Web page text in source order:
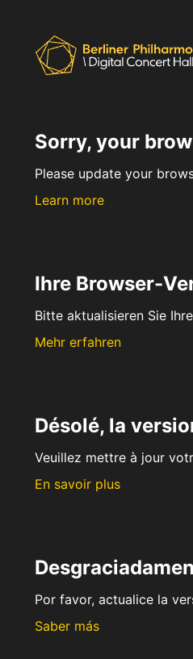
Sorry, your
Please update your
Learn more
Ihre Browser-
Bitte aktualisieren Sie
Mehr erfahren
Désolé, la
Veuillez mettre à jour
En savoir plus
Por favor, actualice la
Saber más